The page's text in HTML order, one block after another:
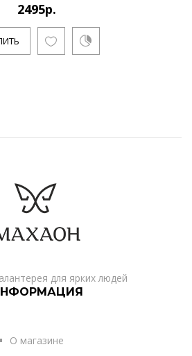
2495р.
для ярких людей
О магазине